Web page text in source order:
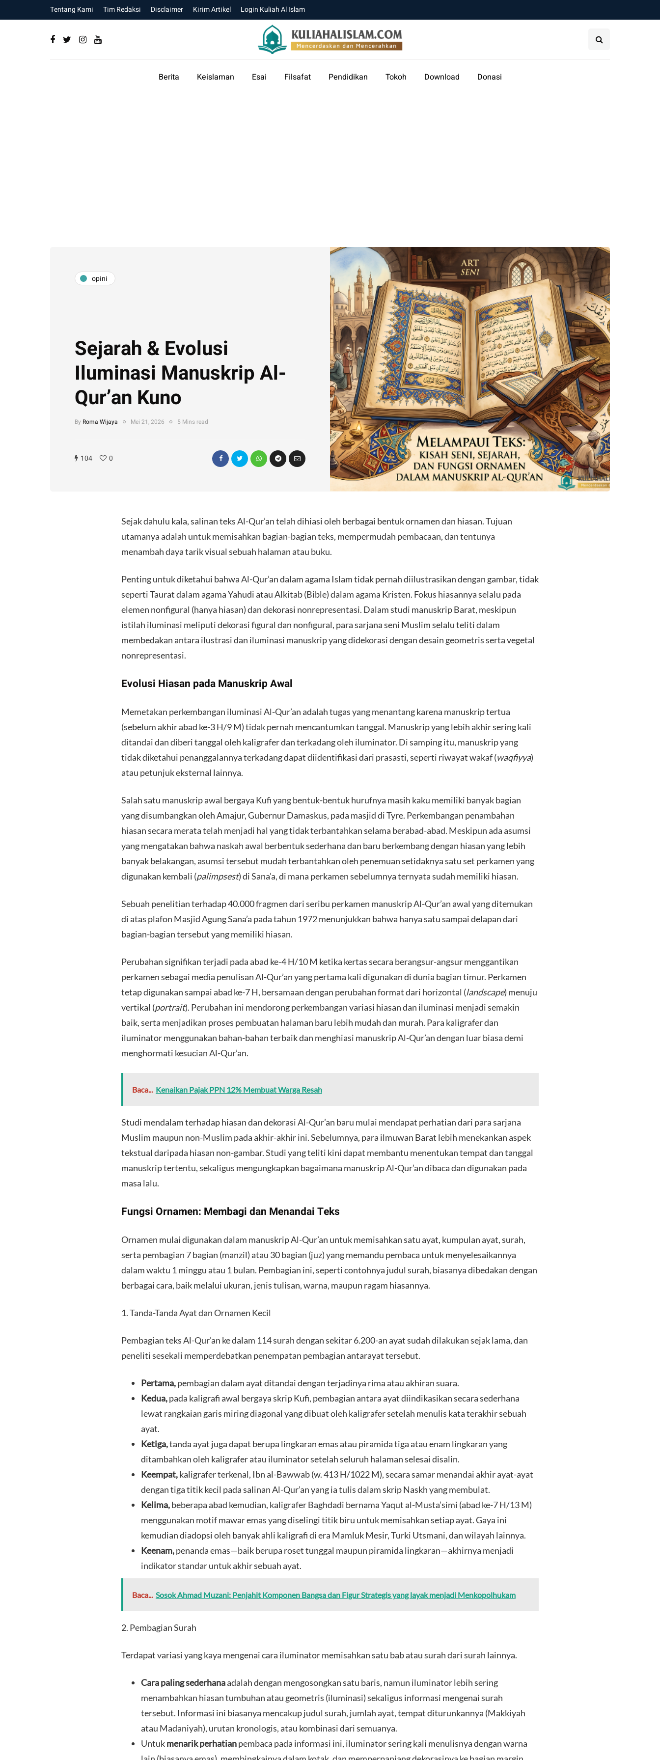
Tentang Kami Tim Redaksi Disclaimer Kirim Artikel Login Kuliah Al Islam
Berita Keislaman Esai Filsafat Pendidikan Tokoh Download Donasi
opini
Sejarah & Evolusi
Iluminasi Manuskrip Al-
Qur’an Kuno
By Roma Wijaya Mei 21, 2026 5 Mins read
104 0
Sejak dahulu kala, salinan teks Al-Qur’an telah dihiasi oleh berbagai bentuk ornamen dan hiasan. Tujuan
utamanya adalah untuk memisahkan bagian-bagian teks, mempermudah pembacaan, dan tentunya
menambah daya tarik visual sebuah halaman atau buku.
​Penting untuk diketahui bahwa Al-Qur’an dalam agama Islam tidak pernah diilustrasikan dengan gambar, tidak
seperti Taurat dalam agama Yahudi atau Alkitab (Bible) dalam agama Kristen. Fokus hiasannya selalu pada
elemen nonfigural (hanya hiasan) dan dekorasi nonrepresentasi. Dalam studi manuskrip Barat, meskipun
istilah iluminasi meliputi dekorasi figural dan nonfigural, para sarjana seni Muslim selalu teliti dalam
membedakan antara ilustrasi dan iluminasi manuskrip yang didekorasi dengan desain geometris serta vegetal
nonrepresentasi.
​Evolusi Hiasan pada Manuskrip Awal
​Memetakan perkembangan iluminasi Al-Qur’an adalah tugas yang menantang karena manuskrip tertua
(sebelum akhir abad ke-3 H/9 M) tidak pernah mencantumkan tanggal. Manuskrip yang lebih akhir sering kali
ditandai dan diberi tanggal oleh kaligrafer dan terkadang oleh iluminator. Di samping itu, manuskrip yang
tidak diketahui penanggalannya terkadang dapat diidentifikasi dari prasasti, seperti riwayat wakaf (waqfiyya)
atau petunjuk eksternal lainnya.
​Salah satu manuskrip awal bergaya Kufi yang bentuk-bentuk hurufnya masih kaku memiliki banyak bagian
yang disumbangkan oleh Amajur, Gubernur Damaskus, pada masjid di Tyre. Perkembangan penambahan
hiasan secara merata telah menjadi hal yang tidak terbantahkan selama berabad-abad. Meskipun ada asumsi
yang mengatakan bahwa naskah awal berbentuk sederhana dan baru berkembang dengan hiasan yang lebih
banyak belakangan, asumsi tersebut mudah terbantahkan oleh penemuan setidaknya satu set perkamen yang
digunakan kembali (palimpsest) di Sana’a, di mana perkamen sebelumnya ternyata sudah memiliki hiasan.
​Sebuah penelitian terhadap 40.000 fragmen dari seribu perkamen manuskrip Al-Qur’an awal yang ditemukan
di atas plafon Masjid Agung Sana’a pada tahun 1972 menunjukkan bahwa hanya satu sampai delapan dari
bagian-bagian tersebut yang memiliki hiasan.
​Perubahan signifikan terjadi pada abad ke-4 H/10 M ketika kertas secara berangsur-angsur menggantikan
perkamen sebagai media penulisan Al-Qur’an yang pertama kali digunakan di dunia bagian timur. Perkamen
tetap digunakan sampai abad ke-7 H, bersamaan dengan perubahan format dari horizontal (landscape) menuju
vertikal (portrait). Perubahan ini mendorong perkembangan variasi hiasan dan iluminasi menjadi semakin
baik, serta menjadikan proses pembuatan halaman baru lebih mudah dan murah. Para kaligrafer dan
iluminator menggunakan bahan-bahan terbaik dan menghiasi manuskrip Al-Qur’an dengan luar biasa demi
menghormati kesucian Al-Qur’an.
Baca... Kenaikan Pajak PPN 12% Membuat Warga Resah
​Studi mendalam terhadap hiasan dan dekorasi Al-Qur’an baru mulai mendapat perhatian dari para sarjana
Muslim maupun non-Muslim pada akhir-akhir ini. Sebelumnya, para ilmuwan Barat lebih menekankan aspek
tekstual daripada hiasan non-gambar. Studi yang teliti kini dapat membantu menentukan tempat dan tanggal
manuskrip tertentu, sekaligus mengungkapkan bagaimana manuskrip Al-Qur’an dibaca dan digunakan pada
masa lalu.
​Fungsi Ornamen: Membagi dan Menandai Teks
​Ornamen mulai digunakan dalam manuskrip Al-Qur’an untuk memisahkan satu ayat, kumpulan ayat, surah,
serta pembagian 7 bagian (manzil) atau 30 bagian (juz) yang memandu pembaca untuk menyelesaikannya
dalam waktu 1 minggu atau 1 bulan. Pembagian ini, seperti contohnya judul surah, biasanya dibedakan dengan
berbagai cara, baik melalui ukuran, jenis tulisan, warna, maupun ragam hiasannya.
​1. Tanda-Tanda Ayat dan Ornamen Kecil
​Pembagian teks Al-Qur’an ke dalam 114 surah dengan sekitar 6.200-an ayat sudah dilakukan sejak lama, dan
peneliti sesekali memperdebatkan penempatan pembagian antarayat tersebut.
Pertama,pembagian dalam ayat ditandai dengan terjadinya rima atau akhiran suara.
Kedua,pada kaligrafi awal bergaya skrip Kufi, pembagian antara ayat diindikasikan secara sederhana
lewat rangkaian garis miring diagonal yang dibuat oleh kaligrafer setelah menulis kata terakhir sebuah
ayat.
Ketiga,tanda ayat juga dapat berupa lingkaran emas atau piramida tiga atau enam lingkaran yang
ditambahkan oleh kaligrafer atau iluminator setelah seluruh halaman selesai disalin.
Keempat,kaligrafer terkenal, Ibn al-Bawwab (w. 413 H/1022 M), secara samar menandai akhir ayat-ayat
dengan tiga titik kecil pada salinan Al-Qur’an yang ia tulis dalam skrip Naskh yang membulat.
Kelima,beberapa abad kemudian, kaligrafer Baghdadi bernama Yaqut al-Musta’simi (abad ke-7 H/13 M)
menggunakan motif mawar emas yang diselingi titik biru untuk memisahkan setiap ayat. Gaya ini
kemudian diadopsi oleh banyak ahli kaligrafi di era Mamluk Mesir, Turki Utsmani, dan wilayah lainnya.
Keenam,penanda emas—baik berupa roset tunggal maupun piramida lingkaran—akhirnya menjadi
indikator standar untuk akhir sebuah ayat.
Baca... Sosok Ahmad Muzani: Penjahit Komponen Bangsa dan Figur Strategis yang layak menjadi Menkopolhukam
​2. Pembagian Surah
​Terdapat variasi yang kaya mengenai cara iluminator memisahkan satu bab atau surah dari surah lainnya.
Cara paling sederhanaadalah dengan mengosongkan satu baris, namun iluminator lebih sering
menambahkan hiasan tumbuhan atau geometris (iluminasi) sekaligus informasi mengenai surah
tersebut. Informasi ini biasanya mencakup judul surah, jumlah ayat, tempat diturunkannya (Makkiyah
atau Madaniyah), urutan kronologis, atau kombinasi dari semuanya.
​Untukmenarik perhatianpembaca pada informasi ini, iluminator sering kali menulisnya dengan warna